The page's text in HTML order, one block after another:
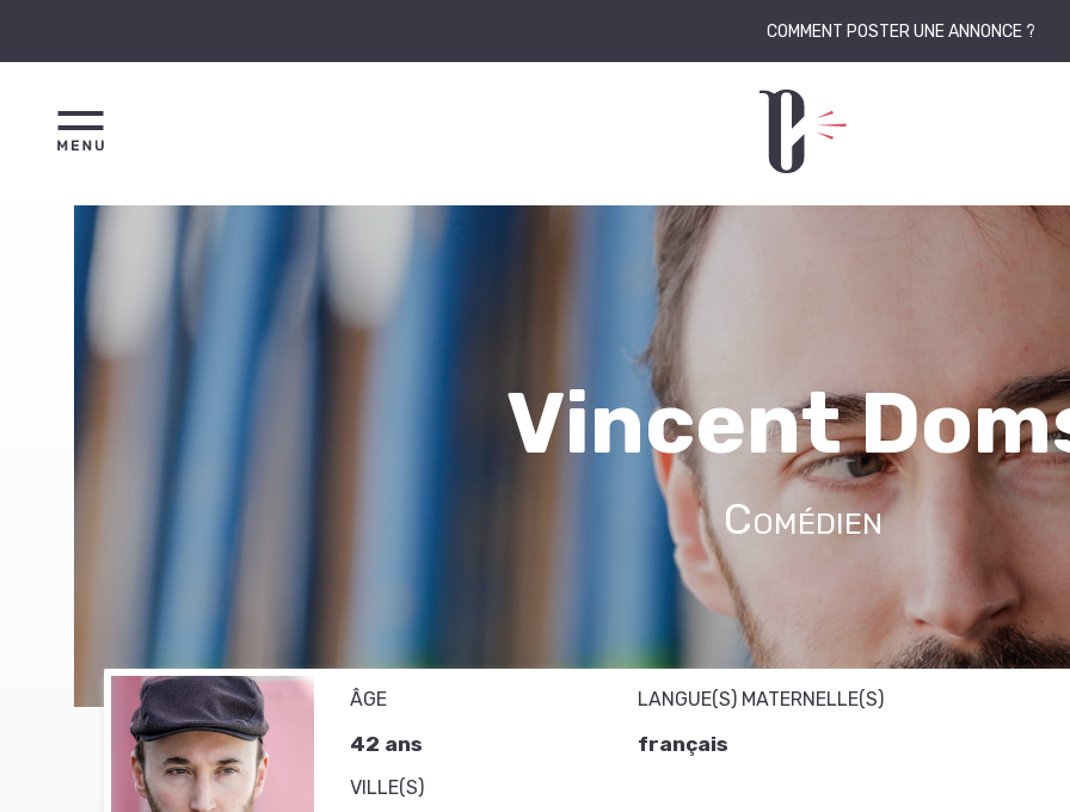
COMMENT POSTER UNE ANNONCE ?
Vincent
Comédien
ÂGE
42 ans
VILLE(S)
LANGUE(S) MATERNELLE(S)
français